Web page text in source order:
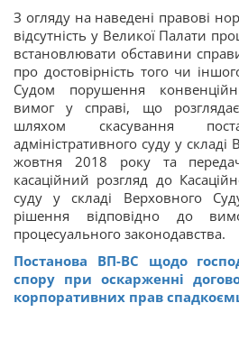
З огляду на наведені правові
відсутність у Великої Палати
встановлювати обставини
про достовірність того чи
Судом порушення
вимог у справі, що
шляхом скасування
адміністративного суду у складі
жовтня 2018 року та
касаційний розгляд до
суду у складі Верховного
рішення відповідно до
процесуального законодавства.
Постанова ВП-ВС щодо
спору при оскарженні
корпоративних прав